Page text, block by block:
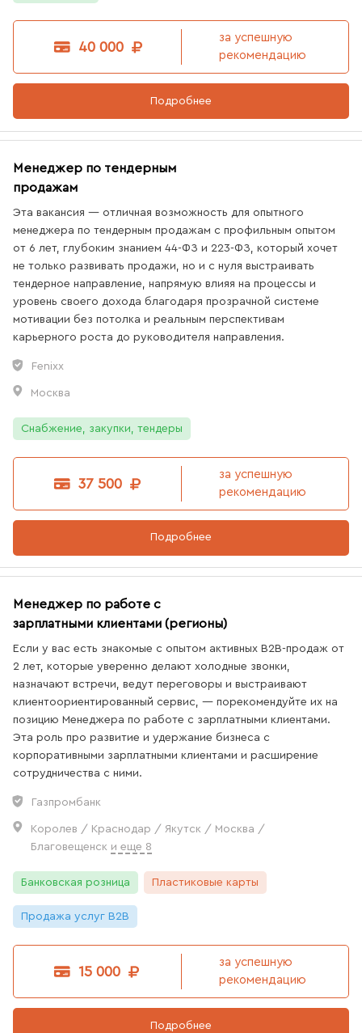
40 000
за успешную
рекомендацию
Подробнее
Менеджер по тендерным
продажам
Эта вакансия — отличная возможность для опытного
менеджера по тендерным продажам с профильным опытом
от 6 лет, глубоким знанием 44-ФЗ и 223-ФЗ, который хочет
не только развивать продажи, но и с нуля выстраивать
тендерное направление, напрямую влияя на процессы и
уровень своего дохода благодаря прозрачной системе
мотивации без потолка и реальным перспективам
карьерного роста до руководителя направления.
Fenixx
Москва
Снабжение, закупки, тендеры
37 500
за успешную
рекомендацию
Подробнее
Менеджер по работе с
зарплатными клиентами (регионы)
Если у вас есть знакомые с опытом активных B2B-продаж от
2 лет, которые уверенно делают холодные звонки,
назначают встречи, ведут переговоры и выстраивают
клиентоориентированный сервис, — порекомендуйте их на
позицию Менеджера по работе с зарплатными клиентами.
Эта роль про развитие и удержание бизнеса с
корпоративными зарплатными клиентами и расширение
сотрудничества с ними.
Газпромбанк
Королев / Краснодар / Якутск / Москва /
Благовещенск и еще 8
Банковская розница Пластиковые карты
Продажа услуг B2B
15 000
за успешную
рекомендацию
Подробнее